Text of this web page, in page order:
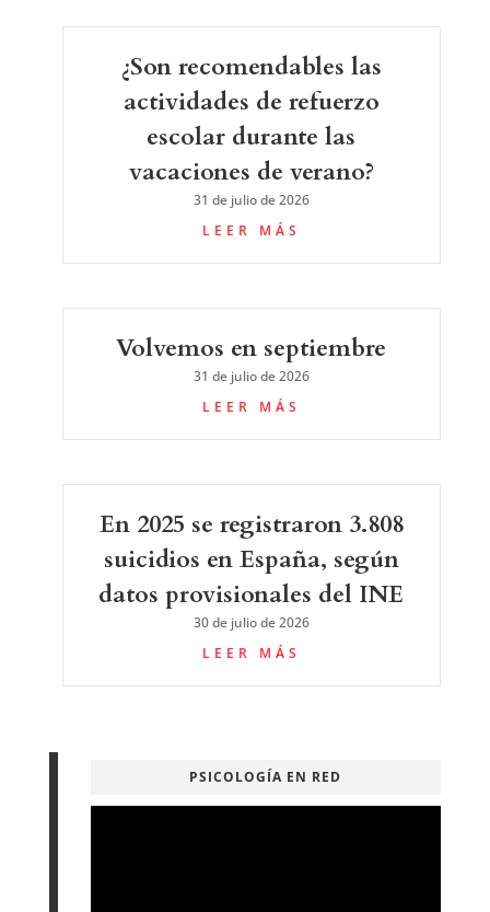
¿Son recomendables las
actividades de refuerzo
escolar durante las
vacaciones de verano?
31 de julio de 2026
LEER MÁS
Volvemos en septiembre
31 de julio de 2026
LEER MÁS
En 2025 se registraron 3.808
suicidios en España, según
datos provisionales del INE
30 de julio de 2026
LEER MÁS
PSICOLOGÍA EN RED